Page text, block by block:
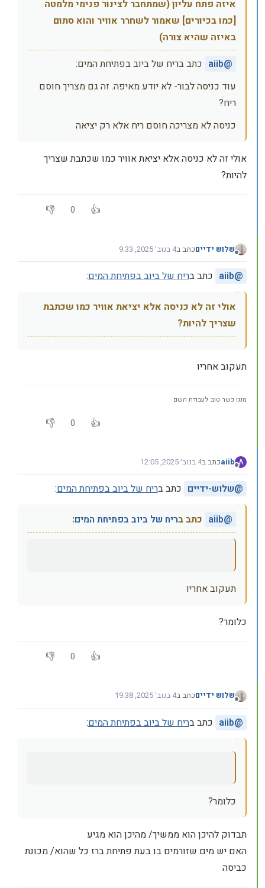
איזה פתח עליון (שמתחבר לצינור פנימי מלמטה
[כמו בכיורים] שאמור לשחרר אוויר והוא סתום
באיזה שהיא צורה)
@
aiib כתב בריח של ביוב בפתיחת המים:
עוד כניסה לבור- לא יודע מאיפה. זה גם מצריך חוסם
ריח?
כניסה לא מצריכה חוסם ריח אלא רק יציאה
אולי זה לא כניסה אלא יציאת אוויר כמו שכתבת שצריך
להיות?
0
מנותק
שלוש ידייםכתב ב4 בנוב׳ 2025, 9:33
נערך לאחרונה על ידי
@
aiib כתב בריח של ביוב בפתיחת המים:
אולי זה לא כניסה אלא יציאת אוויר כמו שכתבת
שצריך להיות?
תעקוב אחריו
מנגו כשר טוב לעבודת השם
0
A
מנותק
aiibכתב ב4 בנוב׳ 2025, 12:05
נערך לאחרונה על ידי
@שלוש-ידיים כתב בריח של ביוב בפתיחת המים:
@
aiib כתב בריח של ביוב בפתיחת המים:
תעקוב אחריו
כלומר?
0
מנותק
שלוש ידייםכתב ב4 בנוב׳ 2025, 19:38
נערך לאחרונה על ידי
@
aiib כתב בריח של ביוב בפתיחת המים:
כלומר?
תבדוק להיכן הוא ממשיך/ מהיכן הוא מגיע
האם יש מים שזורמים בו בעת פתיחת ברז כל שהוא/ מכונת
כביסה